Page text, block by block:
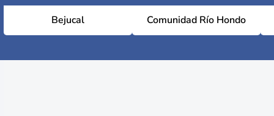
Bejucal Comunidad Río Hondo